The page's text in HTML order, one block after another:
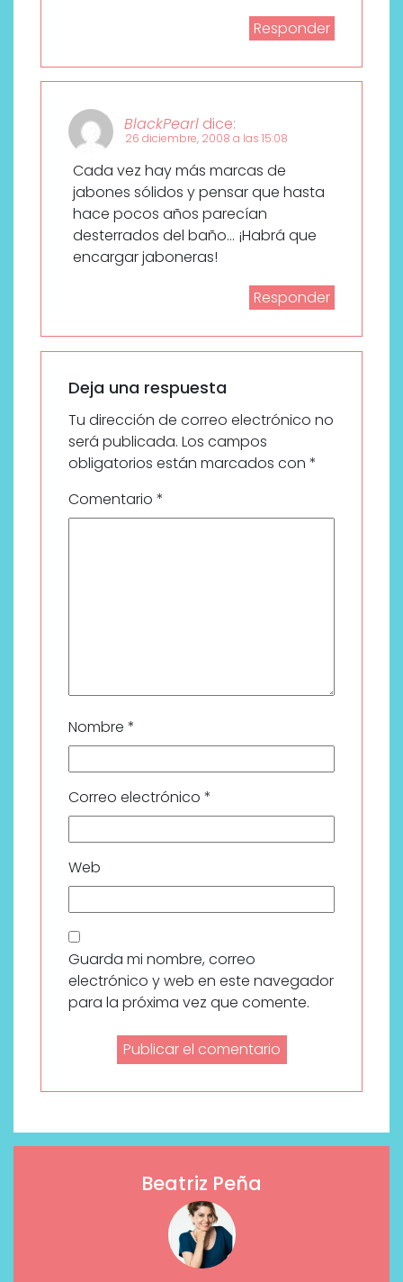
Responder
BlackPearl dice:
26 diciembre, 2008 a las 15:08
Cada vez hay más marcas de
jabones sólidos y pensar que hasta
hace pocos años parecían
desterrados del baño… ¡Habrá que
encargar jaboneras!
Responder
Deja una respuesta
Tu dirección de correo electrónico no
será publicada. Los campos
obligatorios están marcados con *
Comentario *
Nombre *
Correo electrónico *
Web
Guarda mi nombre, correo
electrónico y web en este navegador
para la próxima vez que comente.
Beatriz Peña